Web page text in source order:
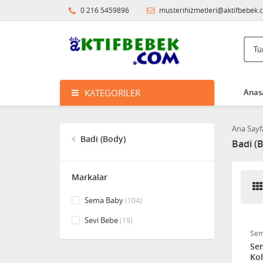
0 216 5459896
KATEGORILER
Badi (Body)
Markalar
Sema Baby(104)
Sevi Bebe(19)
Ana
Badi